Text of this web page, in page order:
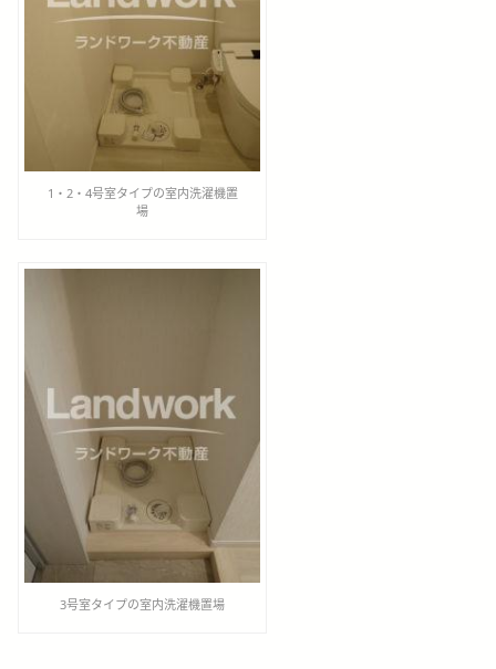
1・2・4号室タイプの室内洗濯機置
場
3号室タイプの室内洗濯機置場